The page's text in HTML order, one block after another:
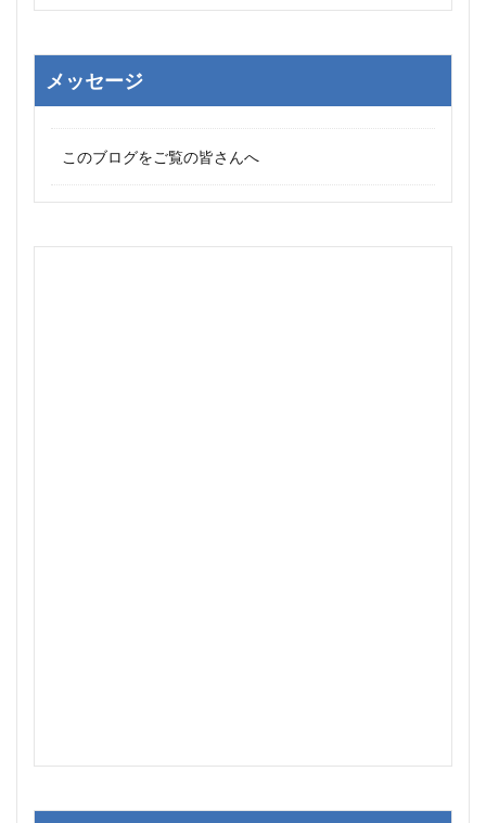
メッセージ
このブログをご覧の皆さんへ